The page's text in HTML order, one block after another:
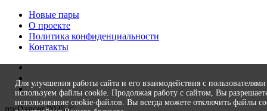
Для улучшения работы сайта и его взаимодействия с
используем файлы cookie. Продолжая работу с сайтом, Вы
использование cookie-файлов. Вы всегда можете отключить файлы
Новые пары
О проекте
Политика конфиденциальности
Контакты
myDancer 2025 ©